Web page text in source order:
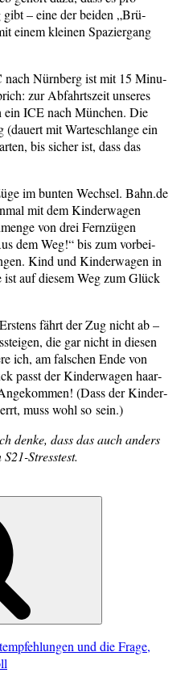
– eine der bei­den „Brü­
einem klei­nen Spa­zier­gang
nach Nürn­berg ist mit 15 Minu­
zur Abfahrts­zeit unse­res
ICE nach Mün­chen. Die
mit War­te­schlan­ge ein
bis sicher ist, dass das
im bun­ten Wech­sel. Bahn.de
mit dem Kin­der­wa­gen
von drei Fern­zü­gen
dem Weg!“ bis zum vor­bei­
Kind und Kin­der­wa­gen in
ist auf die­sem Weg zum Glück
fährt der Zug nicht ab –
die gar nicht in die­sen
ich, am fal­schen Ende von
passt der Kin­der­wa­gen haar­
(Dass der Kin­der­
muss wohl so sein.)
den­ke, dass das auch anders
Stress­test.
und die Frage,